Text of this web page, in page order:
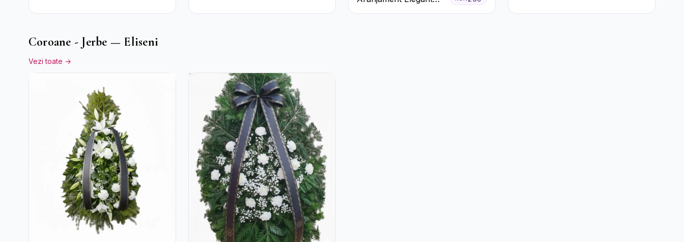
Alb-Verde în Cutie Gri
Coroane - Jerbe — Eliseni
Vezi toate →